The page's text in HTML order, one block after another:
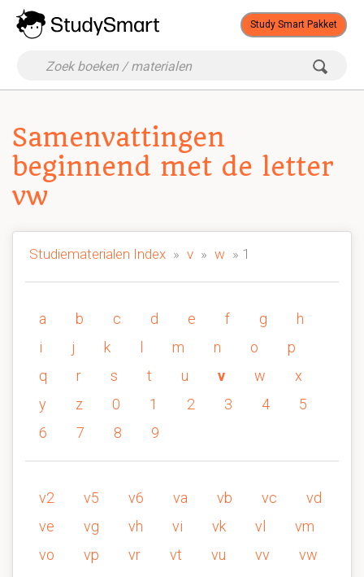
Study Smart Pakket
Samenvattingen
beginnend met de letter
vw
Studiematerialen Index » v » w » 1
a b c d e f g
h
i
j k m n o
p
q
r s t u v w
x
y
z 0 1 2 3 4
5
6
7 8 9
v2 v5 v6 va vb vc
vd
ve
vg vh vi vk vl
vm
vo
vp vr vt vu vv
vw